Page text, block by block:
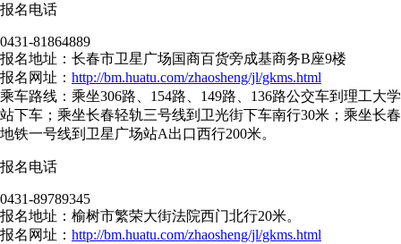
报名电话
0431-81864889
报名地址：长春市卫星广场国商百货旁成基商务B座9楼
报名网址： http://bm.huatu.com/zhaosheng/jl/gkms.html
乘车路线：乘坐306路、154路、149路、136路公交车到理工大学
站下车；乘坐长春轻轨三号线到卫光街下车南行30米；乘坐长春
地铁一号线到卫星广场站A出口西行200米。
报名电话
0431-89789345
报名地址：榆树市繁荣大街法院西门北行20米。
报名网址： http://bm.huatu.com/zhaosheng/jl/gkms.html